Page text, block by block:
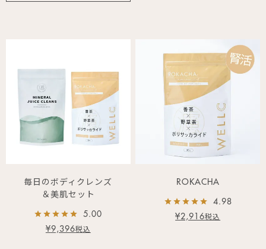
毎日のボディクレンズ
＆美肌セット
5.00
¥9,396税込
ROKACHA
4.98
¥2,916税込